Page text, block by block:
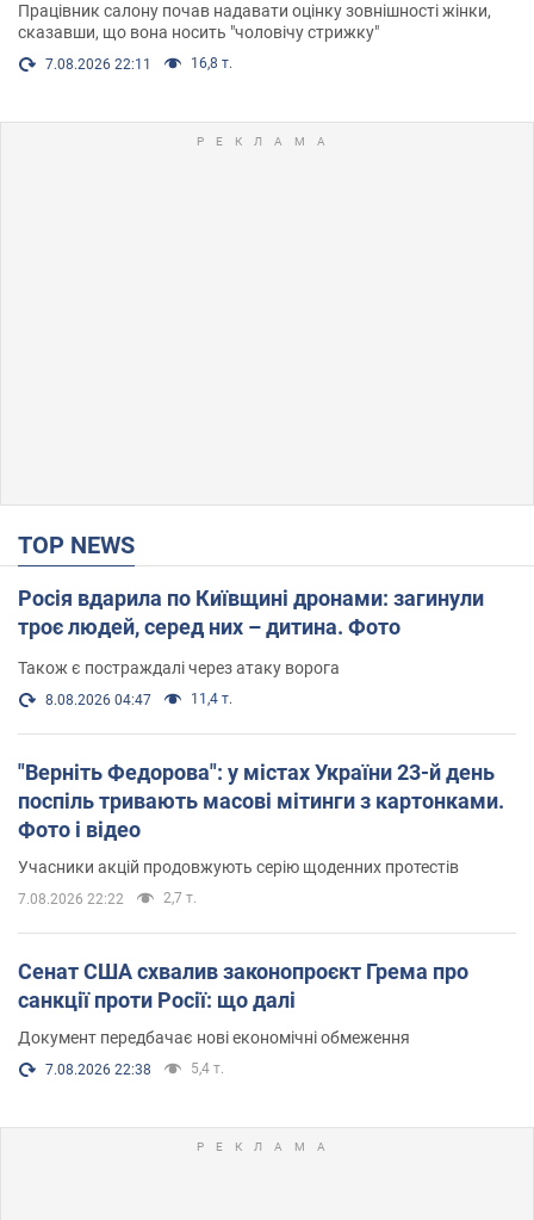
Працівник салону почав надавати оцінку зовнішності жінки,
сказавши, що вона носить "чоловічу стрижку"
7.08.2026 22:11 16,8 т.
TOP NEWS
Росія вдарила по Київщині дронами: загинули
троє людей, серед них – дитина. Фото
Також є постраждалі через атаку ворога
8.08.2026 04:47 11,4 т.
"Верніть Федорова": у містах України 23-й день
поспіль тривають масові мітинги з картонками.
Фото і відео
Учасники акцій продовжують серію щоденних протестів
7.08.2026 22:22 2,7 т.
Сенат США схвалив законопроєкт Грема про
санкції проти Росії: що далі
Документ передбачає нові економічні обмеження
7.08.2026 22:38 5,4 т.